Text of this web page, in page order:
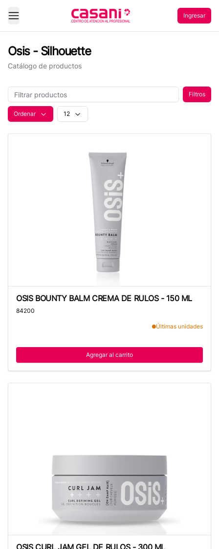
Abrir Menu
Ingresar
Osis - Silhouette
Catálogo de productos
Filtros
Ordenar 12
OSIS BOUNTY BALM CREMA DE RULOS - 150 ML
84200
Últimas unidades
Agregar al carrito
OSIS CURL JAM GEL DE RULOS - 300 ML